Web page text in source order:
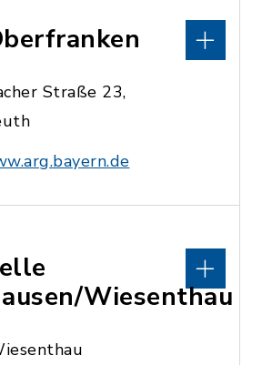
Straße 23,
Wiesenthau